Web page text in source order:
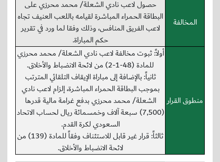
المخالفة
حصول لاعب نادي الشعلة/ محمد محرزي على
البطاقة الحمراء المباشرة لقيامه باللعب العنيف تجاه
لاعب الفريق المنافس، وذلك وفقا لما ورد في تقرير
حكم المباراة.
منطوق القرار
أولاً: ثبوت مخالفة لاعب نادي الشعلة/ محمد محرزي
للمادة (48-1-2) من لائحة الانضباط والأخلاق.
ثانياً: بالإضافة إلى مباراة الإيقاف التلقائي المترتب
بموجب البطاقة الحمراء المباشرة، إلزام لاعب نادي
الشعلة/ محمد محرزي بدفع غرامة مالية قدرها
(7,500) سبعة آلاف وخمسمائة ريال لحساب الاتحاد
السعودي لكرة القدم.
ثالثاً: قرار غير قابل للاستئناف وفقاً للمادة (139) من
لائحة الانضباط والأخلاق.